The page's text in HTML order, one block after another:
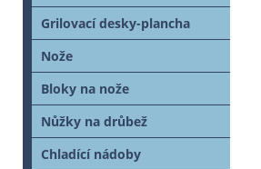
Grilovací desky-plancha
Nože
Bloky na nože
Nůžky na drůbež
Chladící nádoby